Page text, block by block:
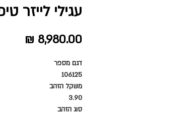
עגילי לייזר טיפה
דגם מספר
106125
משקל הזהב
3.90
סוג הזהב